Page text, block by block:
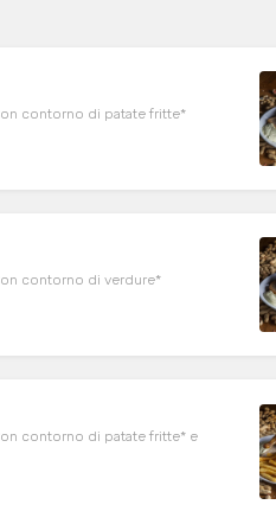
contorno di patate fritte*
contorno di verdure*
contorno di patate fritte* e